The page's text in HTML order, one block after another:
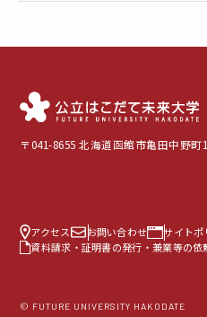
〒041-8655 北海道函館市亀田中野町
アクセス お問い合わせ サイトポ
資料請求・証明書の発行・兼業等の依
© FUTURE UNIVERSITY HAKODATE